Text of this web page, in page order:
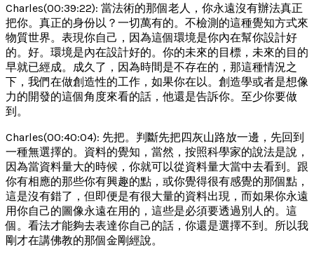
Charles(00:39:22): 當法術的那個老人，你永遠沒有辦法真正
把你。真正的身份以？一切萬有的。不檢測的這種覺知方式來
物質世界。表現你自己，因為這個環境是你內在幫你設計好
的。好。環境是內在設計好的。你的未來的目標，未來的目的
早就已經成。成久了，因為時間是不存在的，那這種情況之
下，我們在做創造性的工作，如果你在以。創造學或者是想像
力的開發的這個角度來看的話，他還是告訴你。至少你要做
到。
Charles(00:40:04): 先把。判斷先把四灰山路放一邊，先回到
一種無選擇的。資料的覺知，當然，按照科學家的說法是說，
因為當資料量大的時候，你就可以從資料量大當中去看到。跟
你有相應的那些你有興趣的點，或你覺得很有感覺的那個點，
這是沒有錯了，但即便是有很大量的資料出現，而如果你永遠
用你自己的圖像永遠在用的，這些是必須要透過別人的。這
個。看法才能夠去表達你自己的話，你還是選擇不到。所以我
剛才在講佛教的那個金剛經說。